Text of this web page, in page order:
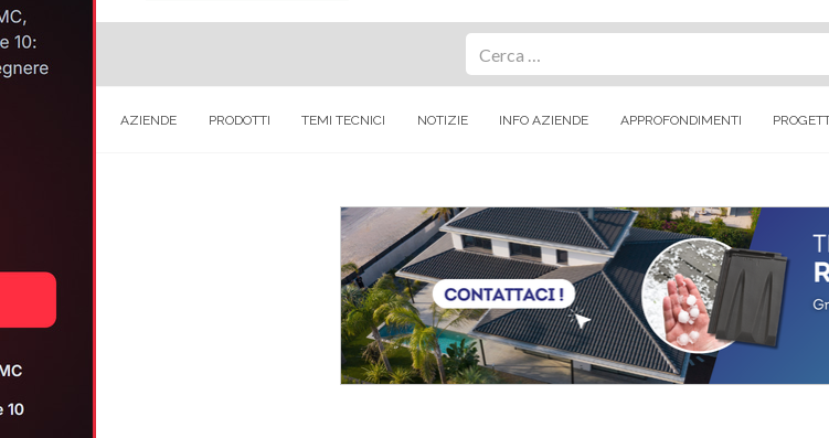
AZIENDE PRODOTTI TEMI TECNICI NOTIZIE INFO AZIENDE APPROFONDIMENTI